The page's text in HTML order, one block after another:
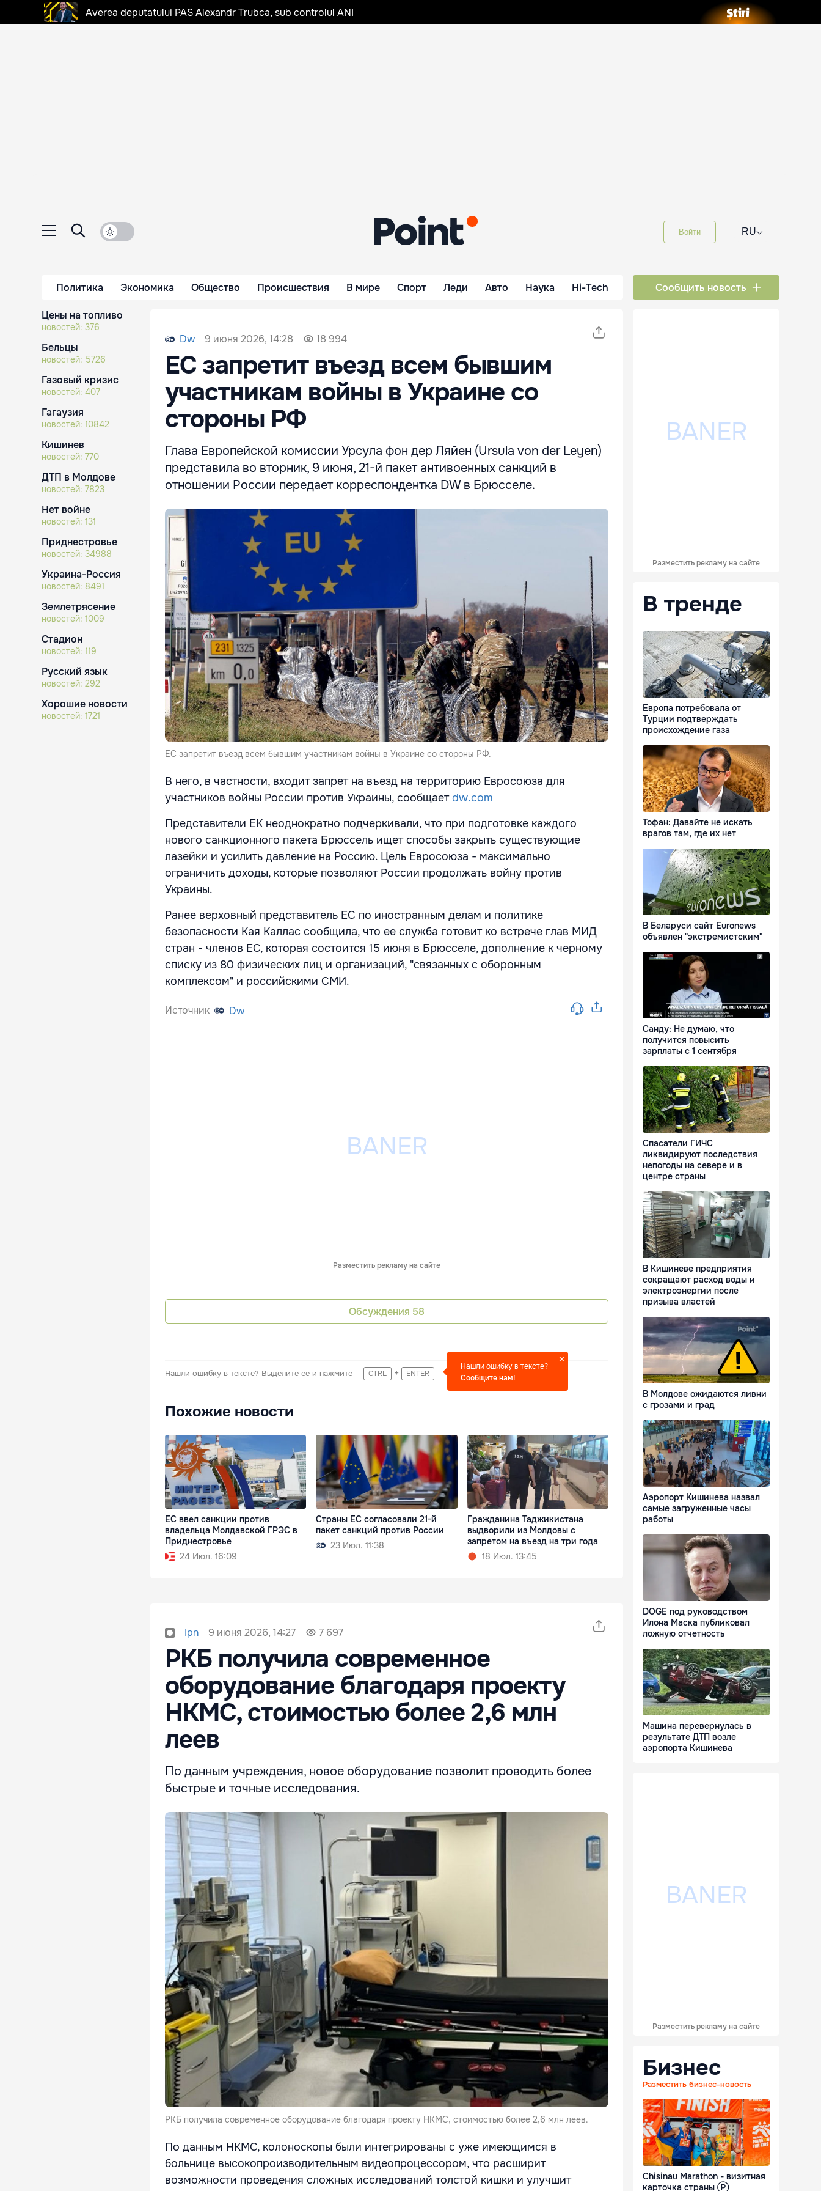
Averea deputatului PAS Alexandr Trubca, sub controlul ANI
Войти RU⌵
Политика Экономика Общество Происшествия В мире Спорт Леди Авто Наука Hi-Tech Сообщить новость
Цены на топливо
новостей: 376
Бельцы
новостей: 5726
Газовый кризис
новостей: 407
Гагаузия
новостей: 10842
Кишинев
новостей: 770
ДТП в Молдове
новостей: 7823
Нет войне
новостей: 131
Приднестровье
новостей: 34988
Украина-Россия
новостей: 8491
Землетрясение
новостей: 1009
Стадион
новостей: 119
Русский язык
новостей: 292
Хорошие новости
новостей: 1721
Dw 9 июня 2026, 14:28 18 994
ЕС запретит въезд всем бывшим
участникам войны в Украине со
стороны РФ
Глава Европейской комиссии Урсула фон дер Ляйен (Ursula von der Leyen)
представила во вторник, 9 июня, 21-й пакет антивоенных санкций в
отношении России передает корреспондентка DW в Брюсселе.
ЕС запретит въезд всем бывшим участникам войны в Украине со стороны РФ.
В него, в частности, входит запрет на въезд на территорию Евросоюза для
участников войны России против Украины, сообщает dw.com
Представители ЕК неоднократно подчеркивали, что при подготовке каждого
нового санкционного пакета Брюссель ищет способы закрыть существующие
лазейки и усилить давление на Россию. Цель Евросоюза - максимально
ограничить доходы, которые позволяют России продолжать войну против
Украины.
Ранее верховный представитель ЕС по иностранным делам и политике
безопасности Кая Каллас сообщила, что ее служба готовит ко встрече глав МИД
стран - членов ЕС, которая состоится 15 июня в Брюсселе, дополнение к черному
списку из 80 физических лиц и организаций, "связанных с оборонным
комплексом" и российскими СМИ.
Источник Dw
Разместить рекламу на сайте
Обсуждения 58
Нашли ошибку в тексте? Выделите ее и нажмите CTRL + ENTER
Нашли ошибку в тексте?
Сообщите нам!
Похожие новости
ЕС ввел санкции против
владельца Молдавской ГРЭС в
Приднестровье
24 Июл. 16:09
Страны ЕС согласовали 21-й
пакет санкций против России
23 Июл. 11:38
Гражданина Таджикистана
выдворили из Молдовы с
запретом на въезд на три года
18 Июл. 13:45
Ipn 9 июня 2026, 14:27 7 697
РКБ получила современное
оборудование благодаря проекту
НКМС, стоимостью более 2,6 млн
леев
По данным учреждения, новое оборудование позволит проводить более
быстрые и точные исследования.
РКБ получила современное оборудование благодаря проекту НКМС, стоимостью более 2,6 млн леев.
По данным НКМС, колоноскопы были интегрированы с уже имеющимся в
больнице высокопроизводительным видеопроцессором, что расширит
возможности проведения сложных исследований толстой кишки и улучшит
Разместить рекламу на сайте
В тренде
Европа потребовала от
Турции подтверждать
происхождение газа
Тофан: Давайте не искать
врагов там, где их нет
В Беларуси сайт Euronews
объявлен "экстремистским"
Санду: Не думаю, что
получится повысить
зарплаты с 1 сентября
Спасатели ГИЧС
ликвидируют последствия
непогоды на севере и в
центре страны
В Кишиневе предприятия
сокращают расход воды и
электроэнергии после
призыва властей
В Молдове ожидаются ливни
с грозами и град
Аэропорт Кишинева назвал
самые загруженные часы
работы
DOGE под руководством
Илона Маска публиковал
ложную отчетность
Машина перевернулась в
результате ДТП возле
аэропорта Кишинева
Разместить рекламу на сайте
Бизнес
Разместить бизнес-новость
Chisinau Marathon - визитная
карточка страны Ⓟ